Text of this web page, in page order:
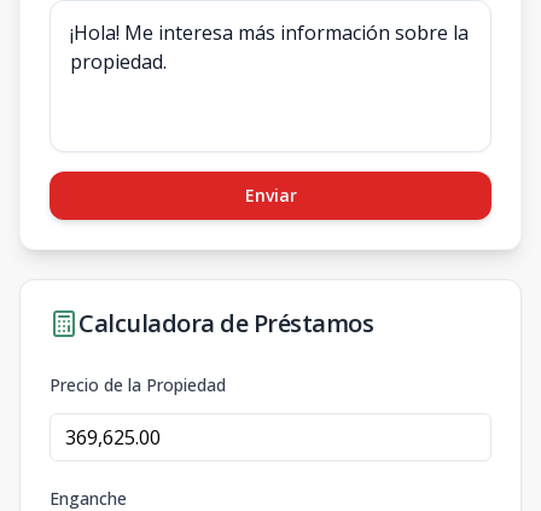
Enviar
Calculadora de Préstamos
Precio de la Propiedad
Enganche